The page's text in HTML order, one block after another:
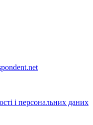
і персональних даних